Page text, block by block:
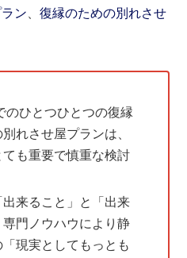
ン 、復縁のための別れさせ
のひとつひとつの復縁
れさせ屋プランは、
も重要で慎重な検討
来ること」と「出来
門ノウハウにより静
現実としてもっとも